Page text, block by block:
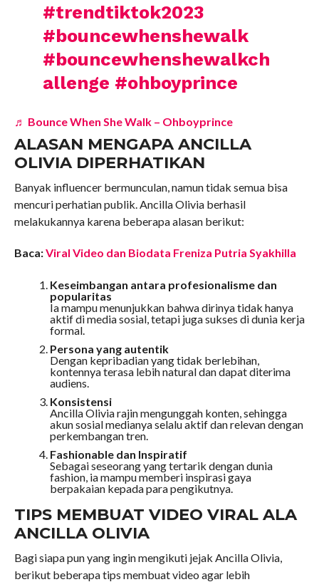
#trendtiktok2023
#bouncewhenshewalk
#bouncewhenshewalkch
allenge #ohboyprince
♬ Bounce When She Walk – Ohboyprince
ALASAN MENGAPA ANCILLA
OLIVIA DIPERHATIKAN
Banyak influencer bermunculan, namun tidak semua bisa
mencuri perhatian publik. Ancilla Olivia berhasil
melakukannya karena beberapa alasan berikut:
Baca:Viral Video dan Biodata Freniza Putria Syakhilla
Keseimbangan antara profesionalisme dan
popularitas
Ia mampu menunjukkan bahwa dirinya tidak hanya
aktif di media sosial, tetapi juga sukses di dunia kerja
formal.
Persona yang autentik
Dengan kepribadian yang tidak berlebihan,
kontennya terasa lebih natural dan dapat diterima
audiens.
Konsistensi
Ancilla Olivia rajin mengunggah konten, sehingga
akun sosial medianya selalu aktif dan relevan dengan
perkembangan tren.
Fashionable dan Inspiratif
Sebagai seseorang yang tertarik dengan dunia
fashion, ia mampu memberi inspirasi gaya
berpakaian kepada para pengikutnya.
TIPS MEMBUAT VIDEO VIRAL ALA
ANCILLA OLIVIA
Bagi siapa pun yang ingin mengikuti jejak Ancilla Olivia,
berikut beberapa tips membuat video agar lebih